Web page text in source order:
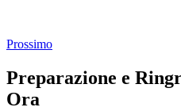
Prossimo
Preparazione e
Ora